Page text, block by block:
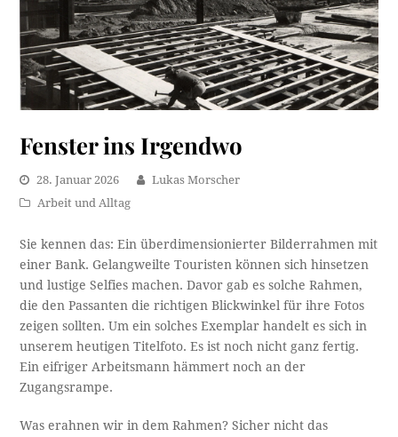
Fenster ins Irgendwo
28. Januar 2026
Lukas Morscher
Arbeit und Alltag
Sie kennen das: Ein überdimensionierter Bilderrahmen mit
einer Bank. Gelangweilte Touristen können sich hinsetzen
und lustige Selfies machen. Davor gab es solche Rahmen,
die den Passanten die richtigen Blickwinkel für ihre Fotos
zeigen sollten. Um ein solches Exemplar handelt es sich in
unserem heutigen Titelfoto. Es ist noch nicht ganz fertig.
Ein eifriger Arbeitsmann hämmert noch an der
Zugangsrampe.
Was erahnen wir in dem Rahmen? Sicher nicht das